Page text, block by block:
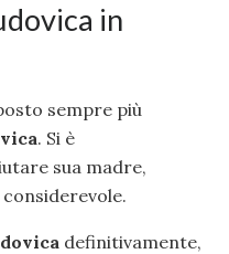
in
sempre più
. Si è
sua madre,
definitivamente,